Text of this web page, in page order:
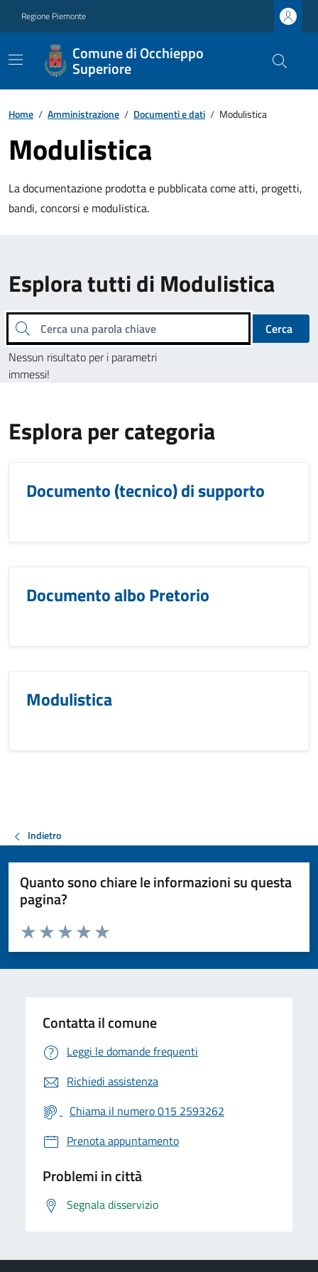
Regione Piemonte
Comune di Occhieppo
Superiore
Home / Amministrazione / Documenti e dati / Modulistica
Modulistica
La documentazione prodotta e pubblicata come atti, progetti,
bandi, concorsi e modulistica.
Esplora tutti di Modulistica
Cerca una parola chiave
Cerca
Nessun risultato per i parametri
immessi!
Esplora per categoria
Documento (tecnico) di supporto
Documento albo Pretorio
Modulistica
Indietro
Quanto sono chiare le informazioni su questa
pagina?
Valuta da 1 a 5 stelle la pagina
Valuta 5 stelle su 5
Valuta 4 stelle su 5
Valuta 3 stelle su 5
Valuta 2 stelle su 5
Valuta 1 stelle su 5
Contatta il comune
Leggi le domande frequenti
Richiedi assistenza
Chiama il numero 015 2593262
Prenota appuntamento
Problemi in città
Segnala disservizio